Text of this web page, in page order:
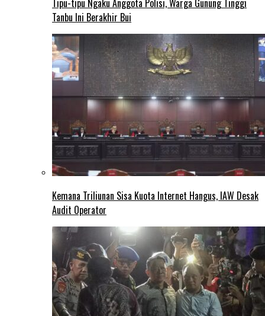
Tipu-tipu Ngaku Anggota Polisi, Warga Gunung Tinggi
Tanbu Ini Berakhir Bui
Kemana Triliunan Sisa Kuota Internet Hangus, IAW Desak
Audit Operator